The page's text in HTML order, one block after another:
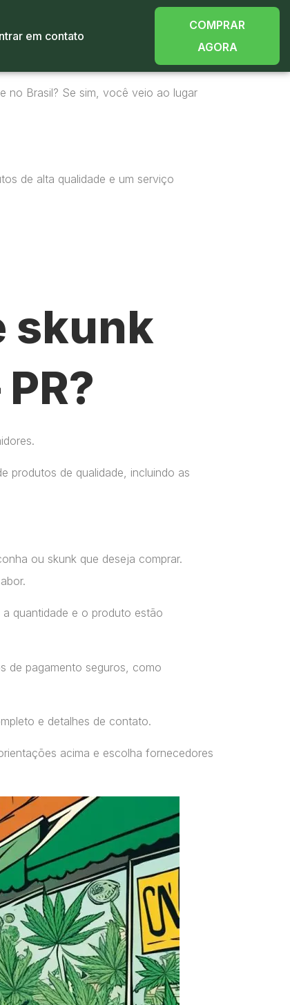
em contato
COMPRAR
AGORA
no Brasil? Se sim, você veio ao lugar
de alta qualidade e um serviço
skunk
produtos de qualidade, incluindo as
ou skunk que deseja comprar.
quantidade e o produto estão
de pagamento seguros, como
e detalhes de contato.
acima e escolha fornecedores